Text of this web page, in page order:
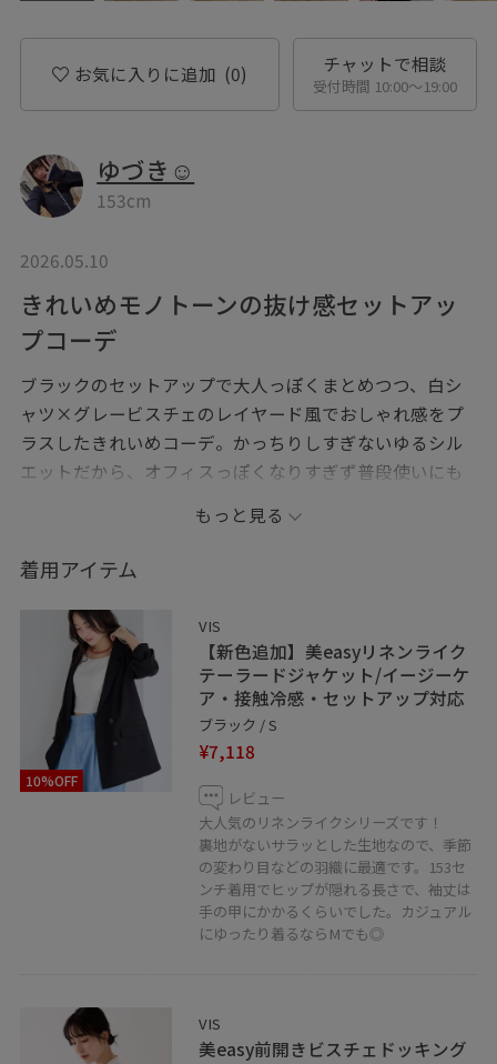
お気に入りに追加 (0) チャットで相談
受付時間 10:00〜19:00
ゆづき☺︎
153cm
2026.05.10
きれいめモノトーンの抜け感セットアッ
プコーデ
ブラックのセットアップで大人っぽくまとめつつ、白シ
ャツ×グレービスチェのレイヤード風でおしゃれ感をプ
ラスしたきれいめコーデ。かっちりしすぎないゆるシル
エットだから、オフィスっぽくなりすぎず普段使いにも
わいらしさも取り入れたバランス感がポイント♡
●Instagram→s2.yuzuki.0_0
●記載のないものにつきましては私物となります。
●JUNのアプリではお気に入りのスタッフ、ショップを
《フォロー》して頂くことが出来ます。
お好きなスタイリングは、ハートをタップで《お気に入
り》からすぐにご覧いただけますのでとても便利です♡
是非ご活用下さい！
●LINEで在庫のお問い合わせや商品、コーディネートの
ご相談など是非お気軽にお問い合わせくださいませ。
LINEで札幌アピアVISスタッフにご相談は【友だち追加】
もっと見る
着用アイテム
10%OFF
VIS
【新色追加】美easyリネンライク
テーラードジャケット/イージーケ
ア・接触冷感・セットアップ対応
ブラック / S
¥7,118
レビュー
大人気のリネンライクシリーズです！
裏地がないサラッとした生地なので、季節
の変わり目などの羽織に最適です。153セ
ンチ着用でヒップが隠れる長さで、袖丈は
手の甲にかかるくらいでした。カジュアル
にゆったり着るならMでも◎
VIS
美easy前開きビスチェドッキング